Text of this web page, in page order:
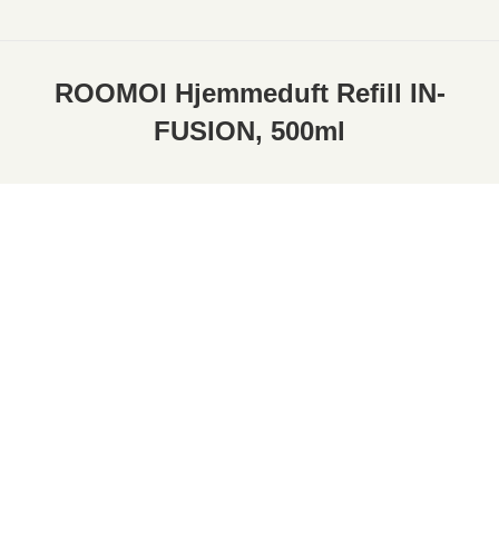
ROOMOI Hjemmeduft Refill IN-
FUSION, 500ml